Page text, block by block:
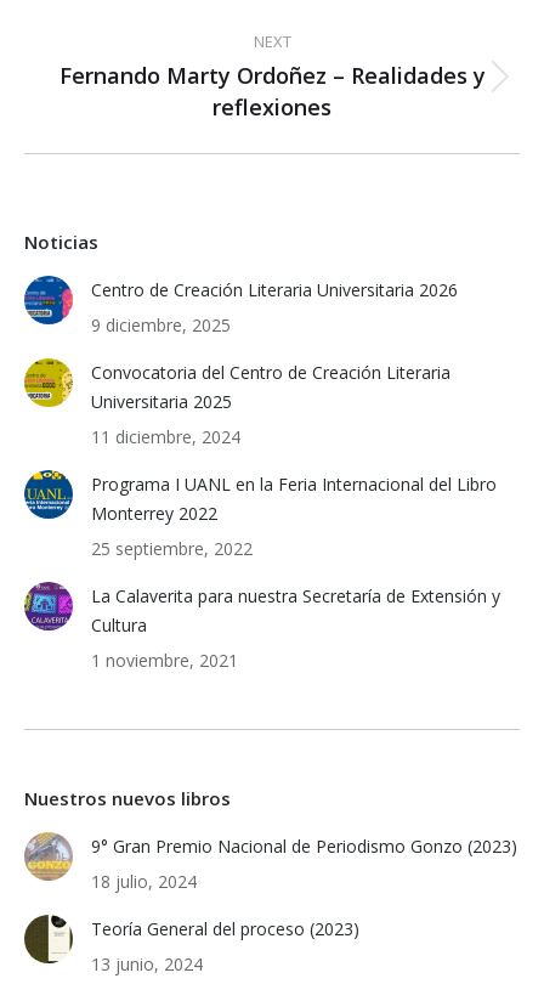
NEXT
Next
post:
Fernando Marty Ordoñez – Realidades y
reflexiones
Noticias
Centro de Creación Literaria Universitaria 2026
9 diciembre, 2025
Convocatoria del Centro de Creación Literaria
Universitaria 2025
11 diciembre, 2024
Programa I UANL en la Feria Internacional del Libro
Monterrey 2022
25 septiembre, 2022
La Calaverita para nuestra Secretaría de Extensión y
Cultura
1 noviembre, 2021
Nuestros nuevos libros
9° Gran Premio Nacional de Periodismo Gonzo (2023)
18 julio, 2024
Teoría General del proceso (2023)
13 junio, 2024